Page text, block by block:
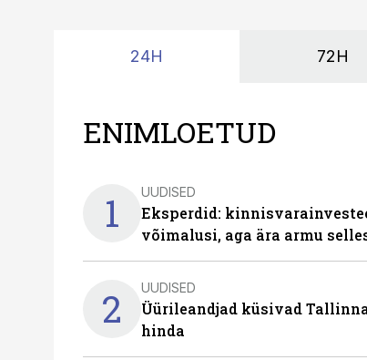
24H 72H
ENIMLOETUD
1 UUDISED
Eksperdid:
võimalusi, aga ära armu
2 UUDISED
Üürileandjad küsivad
hinda